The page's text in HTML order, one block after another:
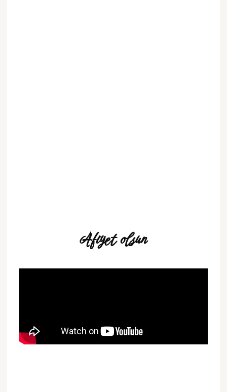
Afiyet olsun